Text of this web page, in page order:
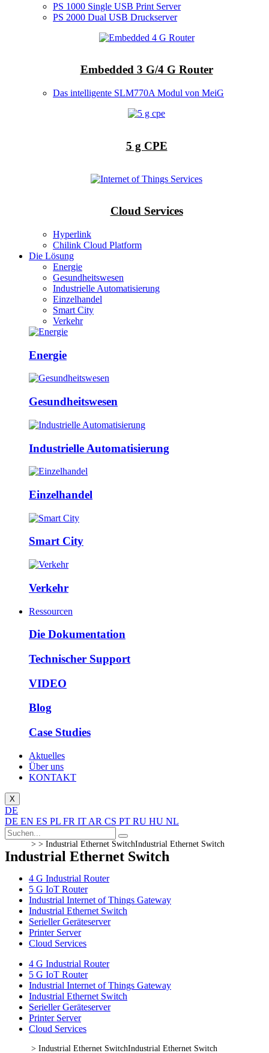
PS 1000 Single USB Print Server
PS 2000 Dual USB Druckserver
Embedded 3 G/4 G Router
Das intelligente SLM770A Modul von MeiG
5 g CPE
Cloud Services
Hyperlink
Chilink Cloud Platform
Die Lösung
Energie
Gesundheitswesen
Industrielle Automatisierung
Einzelhandel
Smart City
Verkehr
Energie
Gesundheitswesen
Industrielle Automatisierung
Einzelhandel
Smart City
Verkehr
Ressourcen
Die Dokumentation
Technischer Support
VIDEO
Blog
Case Studies
Aktuelles
Über uns
KONTAKT
X
DE
DE EN ES PL FR IT AR CS PT RU HU NL
> > Industrial Ethernet SwitchIndustrial Ethernet Switch
Industrial Ethernet Switch
4 G Industrial Router
5 G IoT Router
Industrial Internet of Things Gateway
Industrial Ethernet Switch
Serieller Geräteserver
Printer Server
Cloud Services
4 G Industrial Router
5 G IoT Router
Industrial Internet of Things Gateway
Industrial Ethernet Switch
Serieller Geräteserver
Printer Server
Cloud Services
> Industrial Ethernet SwitchIndustrial Ethernet Switch